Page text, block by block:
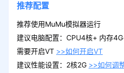
推荐配置
推荐使用MuMu模拟器运行
建议电脑配置：CPU4核+ 内存
需要开启VT >>如何开启VT
建议性能设置：2核2G >>如何调